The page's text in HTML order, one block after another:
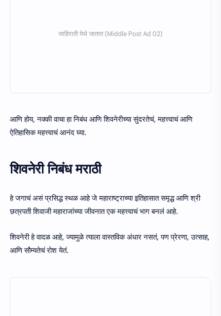
आणि होय, नक्की वाचा हा निबंध आणि शिवनेरीच्या सुंदरतेचं, महत्त्वाचं आणि
ऐतिहासिक महत्त्वाचं आनंद घ्या.
शिवनेरी निबंध मराठी
हे जगाचं असं प्रसिद्ध स्थळ आहे जे महाराष्ट्राच्या इतिहासात समृद्ध आणि श्री
छत्रपती शिवाजी महाराजांच्या जीवनात एक महत्त्वाचं भाग बनलं आहे.
शिवनेरी हे वादळ आहे, ज्यामुळे त्याला वास्तविक अंधार नसतं, पण प्रेरणा, उत्साह,
आणि सौम्यतेचं रोश येतं.